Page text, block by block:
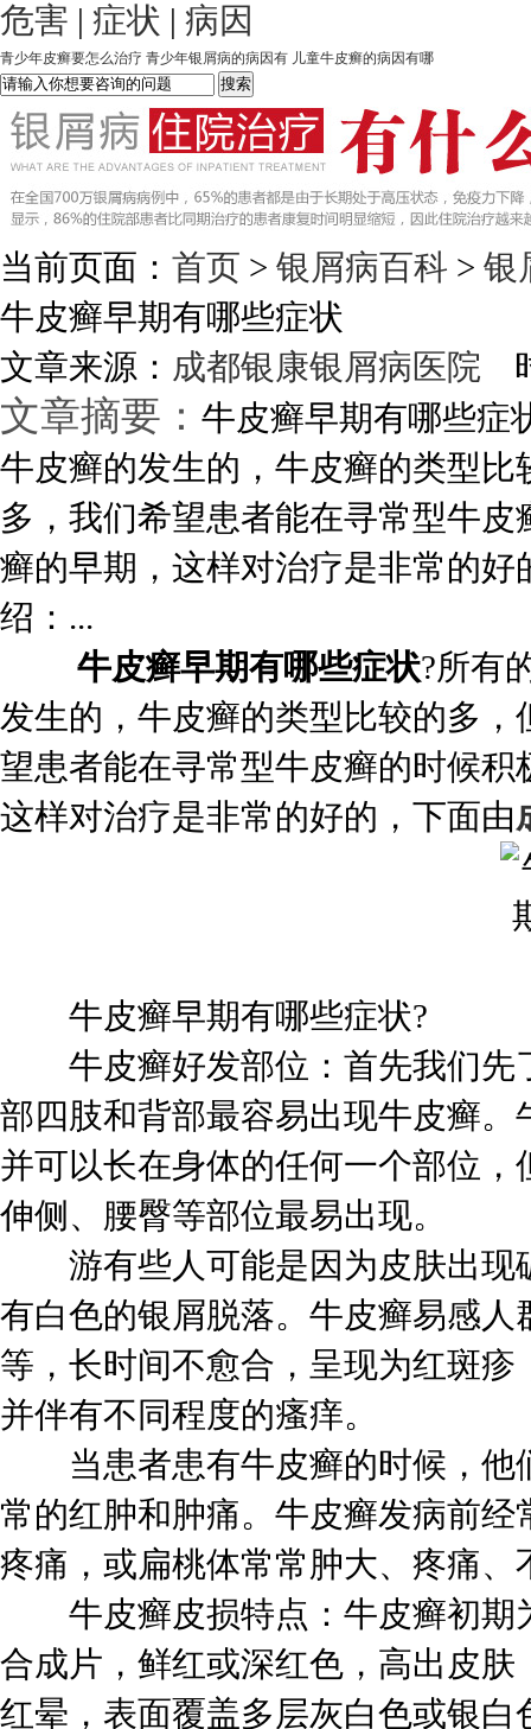
危害 | 症状 | 病因
青少年皮癣要怎么治疗 青少年银屑病的病因有 儿童牛皮癣的病因有哪
当前页面： 首页 > 银屑病百科 > 银
牛皮癣早期有哪些症状
文章来源： 成都银康银屑病医院
文章摘要： 牛皮癣早期有哪些症
牛皮癣的发生的，牛皮癣的类型
多，我们希望患者能在寻常型牛
癣的早期，这样对治疗是非常的
绍：...
牛皮癣早期有哪些症状?所有
发生的，牛皮癣的类型比较的多
望患者能在寻常型牛皮癣的时候
这样对治疗是非常的好的，下面由
牛皮癣早期有哪些症状?
牛皮癣好发部位：首先我们先
部四肢和背部最容易出现牛皮癣
并可以长在身体的任何一个部位
伸侧、腰臀等部位最易出现。
游有些人可能是因为皮肤出现
有白色的银屑脱落。牛皮癣易感
等，长时间不愈合，呈现为红斑
并伴有不同程度的瘙痒。
当患者患有牛皮癣的时候，他
常的红肿和肿痛。牛皮癣发病前
疼痛，或扁桃体常常肿大、疼痛、
牛皮癣皮损特点：牛皮癣初期
合成片，鲜红或深红色，高出皮
红晕，表面覆盖多层灰白色或银